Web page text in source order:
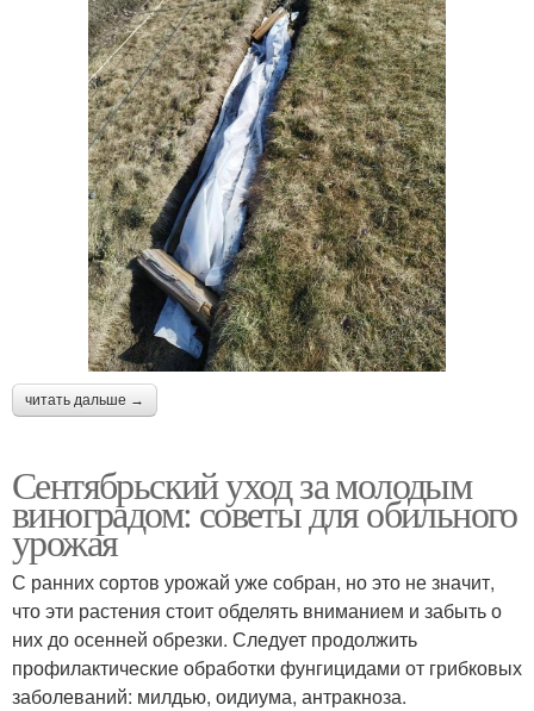
читать дальше →
Сентябрьский уход за молодым
виноградом: советы для обильного
урожая
С ранних сортов урожай уже собран, но это не значит,
что эти растения стоит обделять вниманием и забыть о
них до осенней обрезки. Следует продолжить
профилактические обработки фунгицидами от грибковых
заболеваний: милдью, оидиума, антракноза.